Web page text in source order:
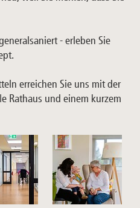
- erleben Sie
erreichen Sie uns mit der
Rathaus und einem kurzem